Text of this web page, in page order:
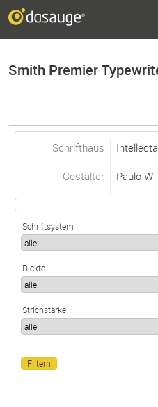
Smith Premier
Schrifthaus
Gestalter Paulo W
Schriftsystem
Dickte
Strichstärke